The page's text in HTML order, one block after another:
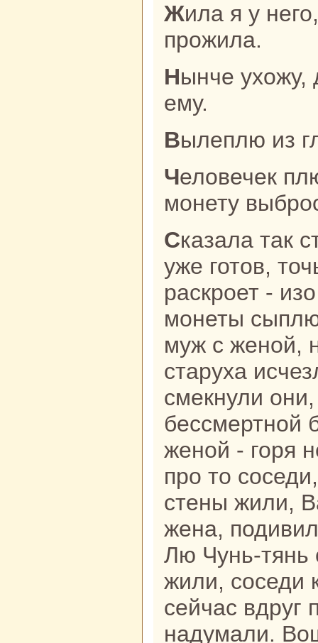
Жила я у него, жила, три года
прожила.
Нынче ухожу, да нечего оставить
ему.
Вылеплю из
Человечек плюнет - серебряную
монету
Сказала так старуха, а человечек
уже готов,
paскроет -
монеты
муж с женой,
старуха
смекнули
бессмертной
женой - горя
про то
стены жили,
женa,
Лю Чунь-тянь
жили, соседи
сейчас вдруг
нaдумали.